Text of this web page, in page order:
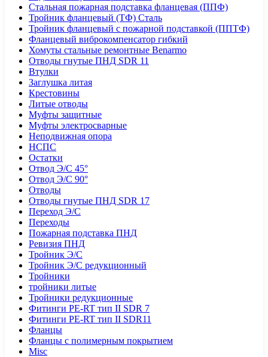
Стальная пожарная подставка фланцевая (ППФ)
Тройник фланцевый (ТФ) Сталь
Тройник фланцевый с пожарной подставкой (ППТФ)
Фланцевый виброкомпенсатор гибкий
Хомуты стальные ремонтные Benarmo
Отводы гнутые ПНД SDR 11
Втулки
Заглушка литая
Крестовины
Литые отводы
Муфты защитные
Муфты электросварные
Неподвижная опора
НСПС
Остатки
Отвод Э/С 45°
Отвод Э/С 90°
Отводы
Отводы гнутые ПНД SDR 17
Переход Э/С
Переходы
Пожарная подставка ПНД
Ревизия ПНД
Тройник Э/С
Тройник Э/С редукционный
Тройники
тройники литые
Тройники редукционные
Фитинги PE-RT тип II SDR 7
Фитинги PE-RT тип II SDR11
Фланцы
Фланцы с полимерным покрытием
Misc